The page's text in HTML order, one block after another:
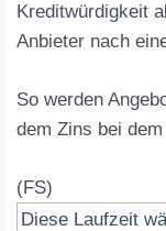
Kreditwürdigkeit
Anbieter nach
So werden
dem Zins bei
(FS)
Diese Laufzeit